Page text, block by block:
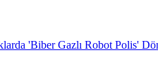
'Biber Gazlı Robot Polis'